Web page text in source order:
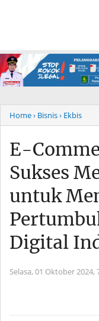
Home› Bisnis› Ekbis
E-
Sukses
untuk
Digital
Selasa, 01 Oktober 2024,